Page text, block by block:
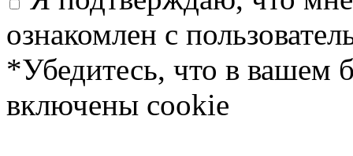
ознакомлен с
*Убедитесь, что в вашем
включены cookie